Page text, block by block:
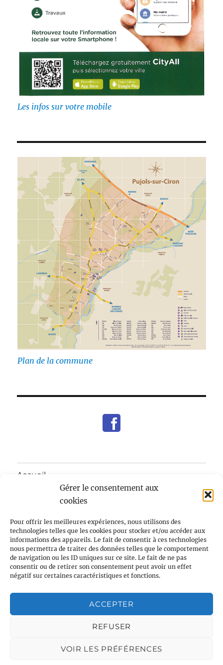
Gérer le consentement aux
cookies
Pour offrir les meilleures expériences, nous utilisons des
technologies telles que les cookies pour stocker et/ou accéder aux
informations des appareils. Le fait de consentir à ces technologies
nous permettra de traiter des données telles que le comportement
de navigation ou les ID uniques sur ce site. Le fait de ne pas
consentir ou de retirer son consentement peut avoir un effet
négatif sur certaines caractéristiques et fonctions.
ACCEPTER
REFUSER
VOIR LES PRÉFÉRENCES
Les infos sur votre mobile
Plan de la commune
Accueil
ouvrir
Notre village
le
sous-
menu
Enfants/Jeunes/Ecole
ouvrir
le
sous-
menu
Intercommunalité
ouvrir
menu
ouvrir
menu
Pujols sur Ciron Fièrement propulsé par WordPress
continuant à utiliser ce site Web, vous acceptez leur utilisation.
Pour en savoir plus, notamment sur la façon de contrôler les